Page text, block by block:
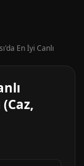
En İyi Canlı